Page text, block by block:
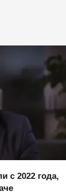
с 2022 года,